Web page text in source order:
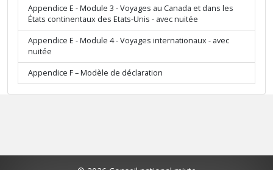
Appendice E - Module 3 - Voyages au Canada et dans les
États continentaux des Etats-Unis - avec nuitée
Appendice E - Module 4 - Voyages internationaux - avec
nuitée
Appendice F – Modèle de déclaration